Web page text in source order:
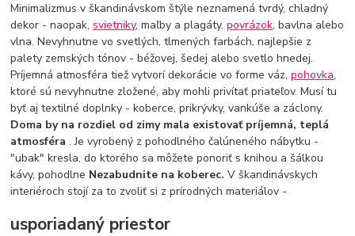
Minimalizmus v škandinávskom štýle neznamená tvrdý, chladný
dekor - naopak,svietniky, maľby a plagáty.povrázok, bavlna alebo
vlna. Nevyhnutne vo svetlých, tlmených farbách, najlepšie z
palety zemských tónov - béžovej, šedej alebo svetlo hnedej.
Príjemná atmosféra tiež vytvorí dekorácie vo forme váz,pohovka,
ktoré sú nevyhnutne zložené, aby mohli privítať priateľov. Musí tu
byť aj textilné doplnky - koberce, prikrývky, vankúše a záclony.
Doma by na rozdiel od zimy mala existovať príjemná, teplá
atmosféra. Je vyrobený z pohodlného čalúneného nábytku -
"ubak" kresla, do ktorého sa môžete ponoriť s knihou a šálkou
kávy, pohodlne Nezabudnite na koberec.V škandinávskych
interiéroch stojí za to zvoliť si z prírodných materiálov -
usporiadaný priestor